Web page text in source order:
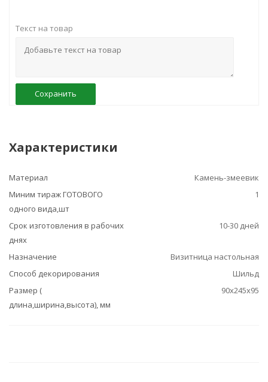
Текст на товар
Сохранить
Характеристики
Материал
Камень-змеевик
Миним тираж ГОТОВОГО
одного вида,шт
1
Срок изготовления в рабочих
днях
10-30 дней
Назначение
Визитница настольная
Способ декорирования
Шильд
Размер (
длина,ширина,высота), мм
90х245х95